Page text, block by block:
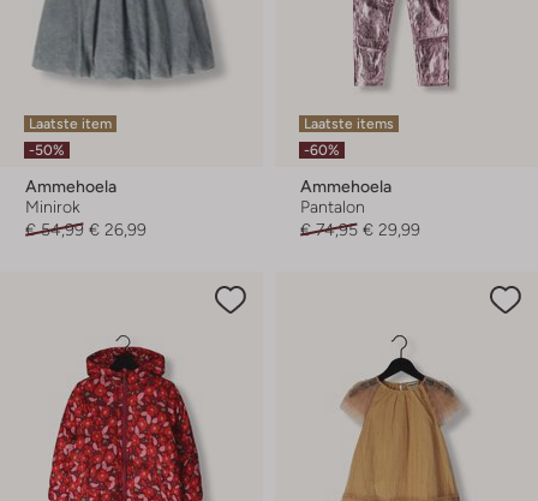
Laatste item
-50%
Ammehoela
Minirok
€ 54,99 € 26,99
Laatste items
-60%
Ammehoela
Pantalon
€ 74,95 € 29,99